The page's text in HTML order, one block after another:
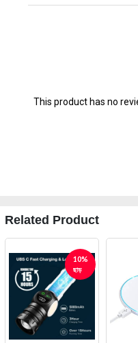
This product has no
Related Product
10%
ছাড়